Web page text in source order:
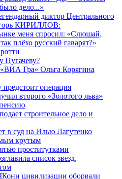
дело...»
диктор Центрального
КИРИЛЛОВ:
меня спросил: «Слюшай,
плёхо русский гаварят?»
Пугачеву?
Гра» Ольга Корягина
операция
второго «Золотого льва»
строительное дело и
в суд на Илью Лагутенко
крутым
проститутками
список звезд,
Кони цивилизации оборвали